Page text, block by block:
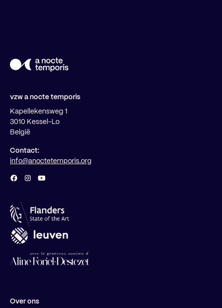
vzw a nocte temporis
Kapellekensweg 1
3010 Kessel-Lo
België
Contact:
info@anoctetemporis.org
Over ons